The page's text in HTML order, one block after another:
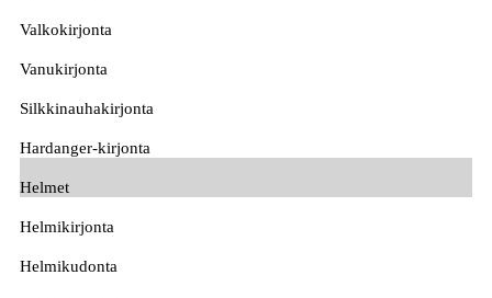
Valkokirjonta
Vanukirjonta
Silkkinauhakirjonta
Hardanger-kirjonta
Helmet
Helmikirjonta
Helmikudonta